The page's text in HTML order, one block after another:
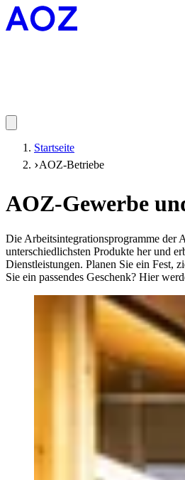
Startseite
AOZ-Betriebe
AOZ-Gewerbe
Die Arbeitsintegrationsprogramme der
unterschiedlichsten Produkte her und
Dienstleistungen. Planen Sie ein Fest,
Sie ein passendes Geschenk? Hier